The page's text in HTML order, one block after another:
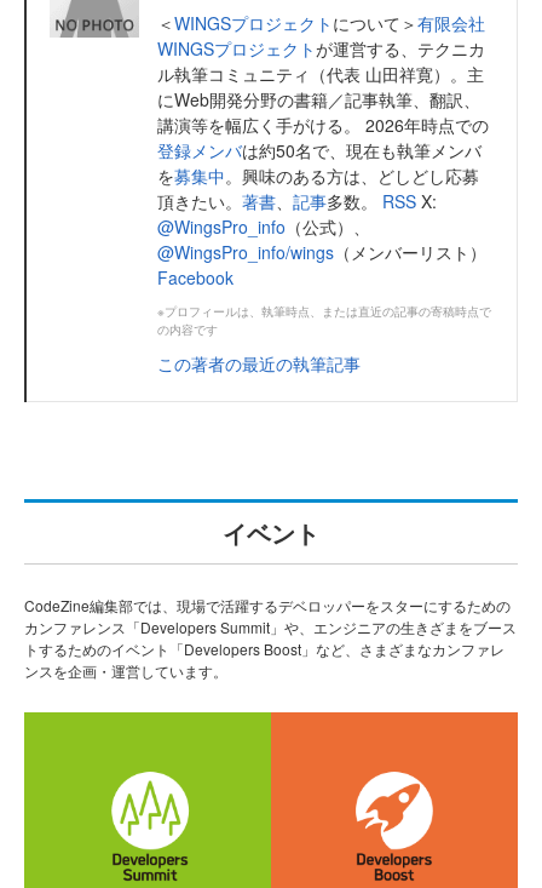
＜WINGSプロジェクト について＞有限会社
WINGSプロジェクトが運営する、テクニカ
ル執筆コミュニティ（代表 山田祥寛）。主
にWeb開発分野の書籍／記事執筆、翻訳、
講演等を幅広く手がける。 2026年時点での
登録メンバは約50名で、現在も執筆メンバ
を募集中。興味のある方は、どしどし応募
頂きたい。 著書、 記事多数。 RSS X:
@WingsPro_info （公式）、
@WingsPro_info/wings （メンバーリスト）
Facebook
※プロフィールは、執筆時点、または直近の記事の寄稿時点で
の内容です
この著者の最近の執筆記事
イベント
CodeZine編集部では、現場で活躍するデベロッパーをスターにするための
カンファレンス「Developers Summit」や、エンジニアの生きざまをブース
トするためのイベント「Developers Boost」など、さまざまなカンファレ
ンスを企画・運営しています。